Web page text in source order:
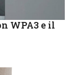
WPA3 e il